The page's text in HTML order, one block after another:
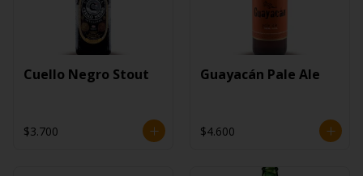
Cuello Negro Stout
$3.700
Guayacán Pale Ale
$4.600